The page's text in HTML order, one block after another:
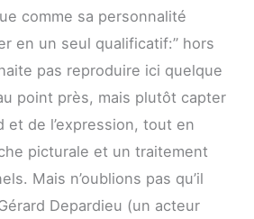
comme sa personnalité
en un seul qualificatif:” hors
pas reproduire ici quelque
point près, mais plutôt capter
et de l’expression, tout en
picturale et un traitement
Mais n’oublions pas qu’il
Depardieu (un acteur